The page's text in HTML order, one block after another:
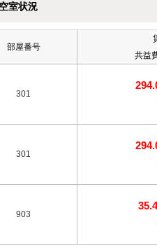
室状況
部屋番号
共益
301
301
903